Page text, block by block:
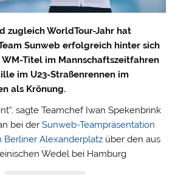
zugleich WorldTour-Jahr hat
Sunweb erfolgreich hinter sich
Titel im Mannschaftszeitfahren
im U23-Straßenrennen im
als Krönung.
sagte Teamchef Iwan Spekenbrink
bei derSunweb-Teampräsentation
Berliner Alexanderplatz über den aus
Wedel bei Hamburg